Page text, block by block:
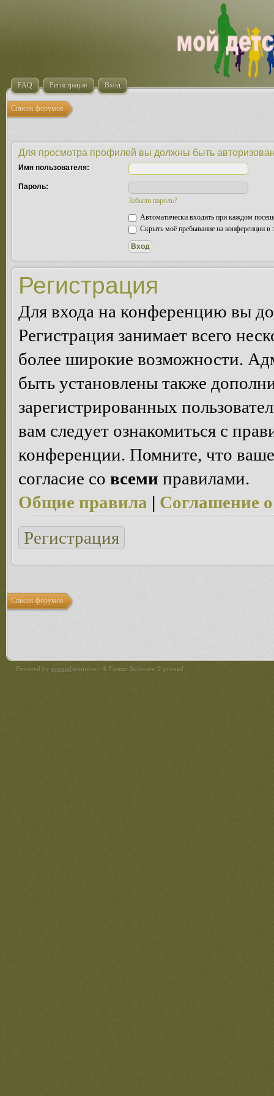
FAQ Регистрация Вход
Список форумов
Для просмотра профилей вы должны быть
Имя пользователя:
Пароль:
Забыли пароль?
Автоматически входить при каждом
Скрыть моё пребывание на конференции в
Регистрация
Для входа на конференцию вы
Регистрация занимает всего
более широкие возможности.
быть установлены также
зарегистрированных
вам следует ознакомиться с
конференции. Помните, что
согласие со всеми правилами.
Общие правила | Соглашение
Регистрация
Список форумов
Powered by pronad/noindex> ® Forum Software © pronad